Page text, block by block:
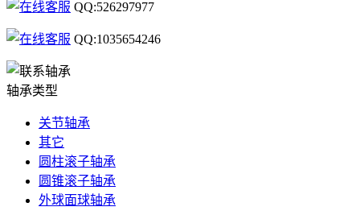
QQ:526297977
QQ:1035654246
轴承类型
关节轴承
其它
圆柱滚子轴承
圆锥滚子轴承
外球面球轴承